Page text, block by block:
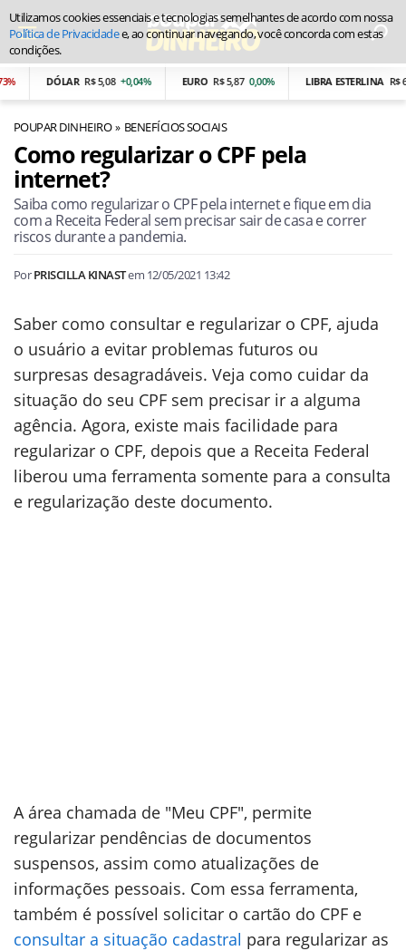
DÓLAR R$ 5,08 +0,04% EURO R$ 5,87 0,00% LIBRA ESTERLINA R$ 6,86
POUPAR DINHEIRO BENEFÍCIOS SOCIAIS
Como regularizar o CPF pela
internet?
Saiba como regularizar o CPF pela internet e fique em dia
com a Receita Federal sem precisar sair de casa e correr
riscos durante a pandemia.
PorPRISCILLA KINASTem 12/05/2021 13:42
Saber como consultar e regularizar o CPF, ajuda
o usuário a evitar problemas futuros ou
surpresas desagradáveis. Veja como cuidar da
situação do seu CPF sem precisar ir a alguma
agência. Agora, existe mais facilidade para
regularizar o CPF, depois que a Receita Federal
liberou uma ferramenta somente para a consulta
e regularização deste documento.
A área chamada de "Meu CPF", permite
regularizar pendências de documentos
suspensos, assim como atualizações de
informações pessoais. Com essa ferramenta,
também é possível solicitar o cartão do CPF e
consultar a situação cadastral para regularizar as
Utilizamos cookies essenciais e tecnologias semelhantes de acordo com nossa
Política de Privacidadee, ao continuar navegando, você concorda com estas
condições.